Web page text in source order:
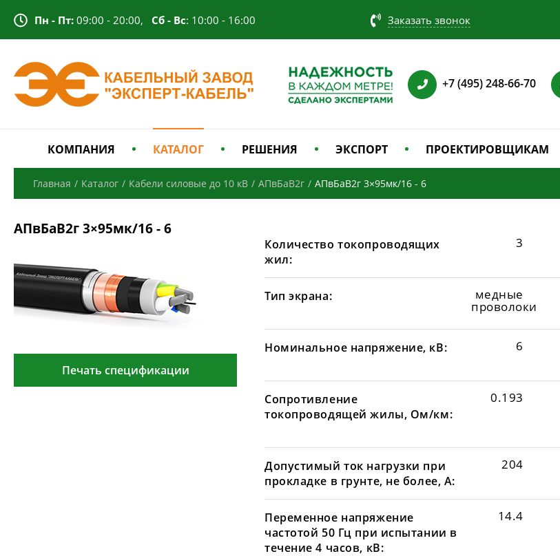
Пн - Пт: 09:00 - 20:00, Сб - Вс: 10:00 - 16:00 Заказать звонок
+7 (495) 248-66-70
КОМПАНИЯ КАТАЛОГ РЕШЕНИЯ ЭКСПОРТ ПРОЕКТИРОВЩИКАМ
Главная / Каталог / Кабели силовые до 10 кВ / АПвБаВ2г / АПвБаВ2г 3×95мк/16 - 6
АПвБаВ2г 3×95мк/16 - 6
Печать спецификации
Количество токопроводящих
жил:
3
Тип экрана: медные
проволоки
Номинальное напряжение, кВ: 6
Сопротивление
токопроводящей жилы, Ом/км:
0.193
Допустимый ток нагрузки при
прокладке в грунте, не более, А:
204
Переменное напряжение
частотой 50 Гц при испытании в
течение 4 часов, кВ:
14.4